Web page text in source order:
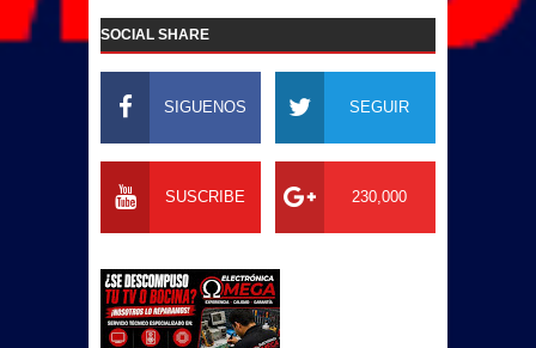
SOCIAL SHARE
SIGUENOS SEGUIR
SUSCRIBE 230,000